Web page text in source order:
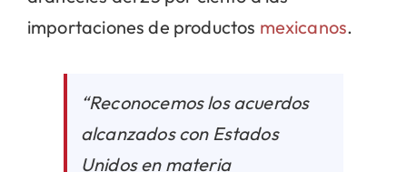
importaciones de productos mexicanos.
“Reconocemos los acuerdos
alcanzados con Estados
Unidos en materia